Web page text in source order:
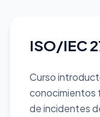
ISO/IEC
Curso
conocimientos
de incidentes